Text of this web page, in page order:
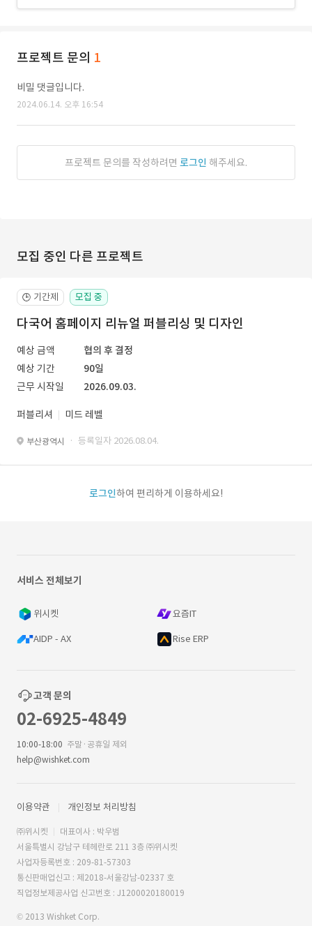
프로젝트 문의 1
비밀 댓글입니다.
2024.06.14. 오후 16:54
프로젝트 문의를 작성하려면 로그인 해주세요.
모집 중인 다른 프로젝트
🕒 기간제 모집 중
다국어 홈페이지 리뉴얼 퍼블리싱 및 디자인
예상 금액
협의 후 결정
예상 기간
90일
근무 시작일
2026.09.03.
퍼블리셔 미드 레벨
부산광역시 · 등록일자 2026.08.04.
로그인하여 편리하게 이용하세요!
서비스 전체보기
위시켓 요즘IT
AIDP - AX Rise ERP
고객 문의
02-6925-4849
10:00-18:00 주말·공휴일 제외
help@wishket.com
이용약관 개인정보 처리방침
㈜위시켓
대표이사 : 박우범
서울특별시 강남구 테헤란로 211 3층 ㈜위시켓
사업자등록번호 : 209-81-57303
통신판매업신고 : 제2018-서울강남-02337 호
직업정보제공사업 신고번호 : J1200020180019
© 2013 Wishket Corp.